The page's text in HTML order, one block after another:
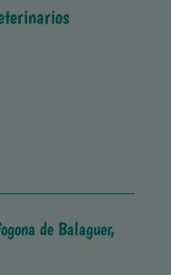
de Balaguer,